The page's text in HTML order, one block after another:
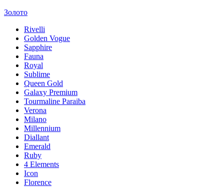
Золото
Rivelli
Golden Vogue
Sapphire
Fauna
Royal
Sublime
Queen Gold
Galaxy Premium
Tourmaline Paraiba
Verona
Milano
Millennium
Diallant
Emerald
Ruby
4 Elements
Icon
Florence